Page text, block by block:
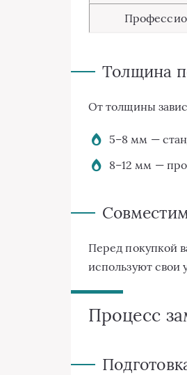
Толщина
От толщины
5–8 мм —
8–12 мм —
Перед покупкой
используют свои
Процесс